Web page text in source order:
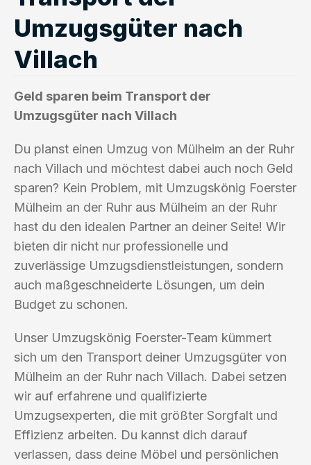
Umzugsgüter nach
Villach
Geld sparen beim Transport der
Umzugsgüter nach Villach
Du planst einen Umzug von Mülheim an der Ruhr
nach Villach und möchtest dabei auch noch Geld
sparen? Kein Problem, mit Umzugskönig Foerster
Mülheim an der Ruhr aus Mülheim an der Ruhr
hast du den idealen Partner an deiner Seite! Wir
bieten dir nicht nur professionelle und
zuverlässige Umzugsdienstleistungen, sondern
auch maßgeschneiderte Lösungen, um dein
Budget zu schonen.
Unser Umzugskönig Foerster-Team kümmert
sich um den Transport deiner Umzugsgüter von
Mülheim an der Ruhr nach Villach. Dabei setzen
wir auf erfahrene und qualifizierte
Umzugsexperten, die mit größter Sorgfalt und
Effizienz arbeiten. Du kannst dich darauf
verlassen, dass deine Möbel und persönlichen